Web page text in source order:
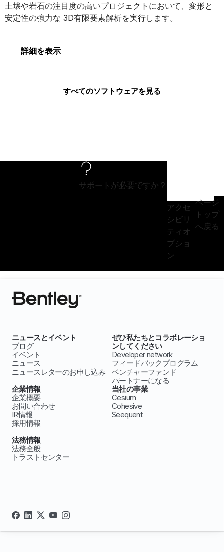
PLAXIS 3D
土壌や岩石の注目度の高いプロジェクトにおいて、変形と
安定性の強力な 3D有限要素解析を実行します。
詳細を表示
すべてのソフトウェアを見る
サポートが必要ですか？
アクセ
シビリ
ティオ
プショ
ン
ページ
トップ
へ戻る
ニュースとイベント
ブログ
イベント
ニュース
ニュースレターのお申し込み
ぜひ私たちとコラボレーショ
ンしてください
Developer network
フィードバックプログラム
ベンチャーファンド
パートナーになる
企業情報
企業概要
お問い合わせ
IR情報
採用情報
当社の事業
Cesium
Cohesive
Seequent
法務情報
法務全般
トラストセンター